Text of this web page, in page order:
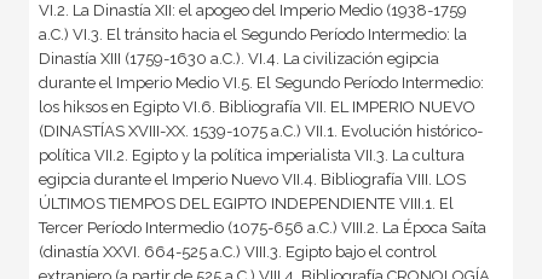
VI.2. La Dinastía XII: el apogeo del Imperio Medio (1938-1759
a.C.) VI.3. El tránsito hacia el Segundo Período Intermedio: la
Dinastía XIII (1759-1630 a.C.). VI.4. La civilización egipcia
durante el Imperio Medio VI.5. El Segundo Período Intermedio:
los hiksos en Egipto VI.6. Bibliografía VII. EL IMPERIO NUEVO
(DINASTÍAS XVIII-XX. 1539-1075 a.C.) VII.1. Evolución histórico-
política VII.2. Egipto y la política imperialista VII.3. La cultura
egipcia durante el Imperio Nuevo VII.4. Bibliografía VIII. LOS
ÚLTIMOS TIEMPOS DEL EGIPTO INDEPENDIENTE VIII.1. El
Tercer Período Intermedio (1075-656 a.C.) VIII.2. La Época Saíta
(dinastía XXVI. 664-525 a.C.) VIII.3. Egipto bajo el control